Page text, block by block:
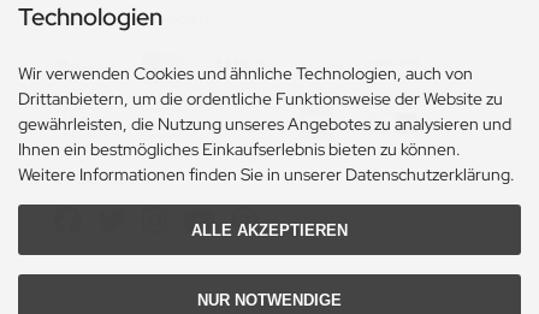
Zahlungsmethoden
Social Media
Technologien
Wir verwenden Cookies und ähnliche Technologien, auch von
Drittanbietern, um die ordentliche Funktionsweise der Website zu
gewährleisten, die Nutzung unseres Angebotes zu analysieren und
Ihnen ein bestmögliches Einkaufserlebnis bieten zu können.
Weitere Informationen finden Sie in unserer Datenschutzerklärung.
ALLE AKZEPTIEREN
NUR NOTWENDIGE